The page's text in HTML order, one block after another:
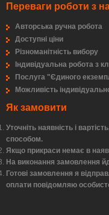
Переваги роботи з
Авторська ручна робота
Доступні ціни
Різноманітність вибору
Індивідуальна робота з
Послуга "Єдиного
Можливість
Як замовити
Уточніть наявність і
способом.
Якщо прикраси немає в
На виконання замовлення
Готові замовлення я
оплати повідомляю